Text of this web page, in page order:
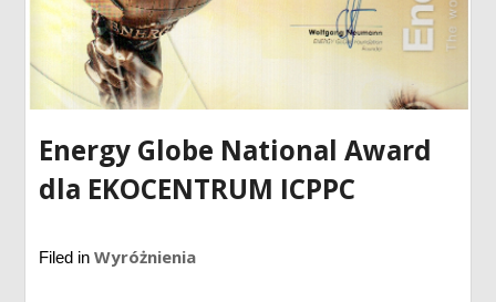
Energy Globe National Award
dla EKOCENTRUM ICPPC
Filed inWyróżnienia